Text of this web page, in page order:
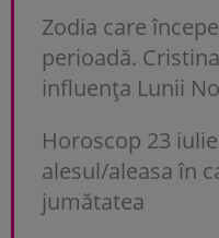
Zodia care
perioadă.
influența Lunii
Horoscop 23
alesul/aleasa în
jumătatea